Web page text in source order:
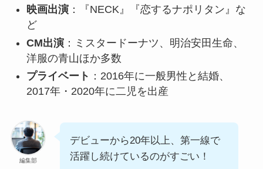
映画出演：『NECK』『恋するナポリタン』な
ど
CM出演：ミスタードーナツ、明治安田生命、
洋服の青山ほか多数
プライベート ：2016年に一般男性と結婚、
2017年・2020年に二児を出産
編集部
デビューから20年以上、第一線で
活躍し続けているのがすごい！